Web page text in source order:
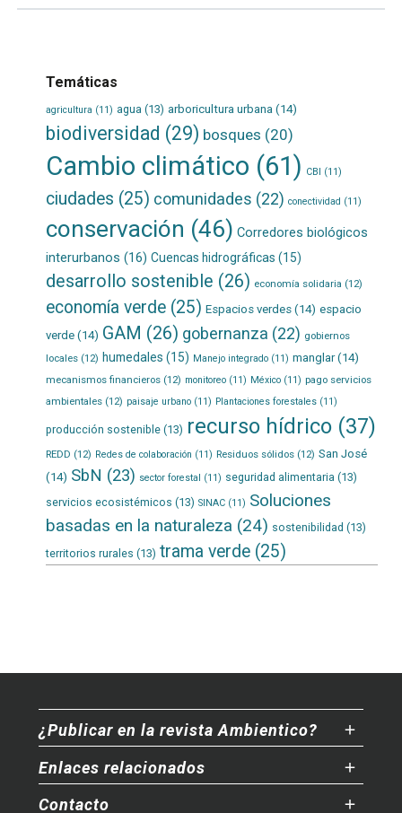
Temáticas
agricultura (11) agua (13) arboricultura urbana (14)
biodiversidad (29) bosques (20)
Cambio climático (61) CBI (11)
ciudades (25) comunidades (22) conectividad (11)
conservación (46) Corredores biológicos
interurbanos (16) Cuencas hidrográficas (15)
desarrollo sostenible (26) economía solidaria (12)
economía verde(25) Espacios verdes(14) espacio
verde(14) GAM (26) gobernanza (22) gobiernos
locales(12) humedales (15) Manejo integrado(11) manglar(14)
mecanismos financieros(12) monitoreo(11) México(11) pago servicios
ambientales(12) paisaje urbano(11) Plantaciones forestales(11)
producción sostenible(13) recurso hídrico(37)
REDD (12) Redes de colaboración (11) Residuos sólidos(12) San José
(14) SbN (23) sector forestal (11) seguridad alimentaria (13)
servicios ecosistémicos (13) SINAC(11) Soluciones
basadas en la naturaleza (24) sostenibilidad (13)
territorios rurales (13) trama verde(25)
¿Publicar en la revista Ambientico?
Enlaces relacionados
Contacto